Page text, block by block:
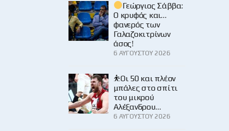
Γεώργιος Σάββα:
Ο κρυφός και…
φανερός των
Γαλαζοκιτρίνων
άσος!
6 ΑΥΓΟΎΣΤΟΥ 2026
⛹️Οι 50 και πλέον
μπάλες στο σπίτι
του μικρού
Αλέξανδρου…
6 ΑΥΓΟΎΣΤΟΥ 2026